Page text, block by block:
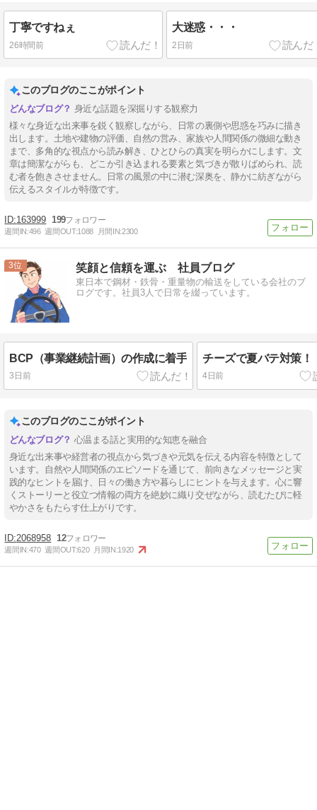
丁寧ですねぇ
26時間前
大迷惑・・・
2日前
このブログのここがポイント
身近な話題を深掘りする観察力
様々な身近な出来事を鋭く観察しながら、日常の裏側や思惑を巧みに描き
出します。土地や建物の評価、自然の営み、家族や人間関係の微細な動き
まで、多角的な視点から読み解き、ひとひらの真実を明らかにします。文
章は簡潔ながらも、どこか引き込まれる要素と気づきが散りばめられ、読
む者を飽きさせません。日常の風景の中に潜む深奥を、静かに紡ぎながら
伝えるスタイルが特徴です。
163999 199
週間IN:496 週間OUT:1088 月間IN:2300
3 笑顔と信頼を運ぶ 社員ブログ
東日本で鋼材・鉄骨・重量物の輸送をしている会社のブ
ログです。社員3人で日常を綴っています。
BCP（事業継続計画）の作成に着手
3日前
チーズで夏バテ対策！
4日前
このブログのここがポイント
心温まる話と実用的な知恵を融合
身近な出来事や経営者の視点から気づきや元気を伝える内容を特徴として
います。自然や人間関係のエピソードを通じて、前向きなメッセージと実
践的なヒントを届け、日々の働き方や暮らしにヒントを与えます。心に響
くストーリーと役立つ情報の両方を絶妙に織り交ぜながら、読むたびに軽
やかさをもたらす仕上がりです。
2068958 12
週間IN:470 週間OUT:620 月間IN:1920